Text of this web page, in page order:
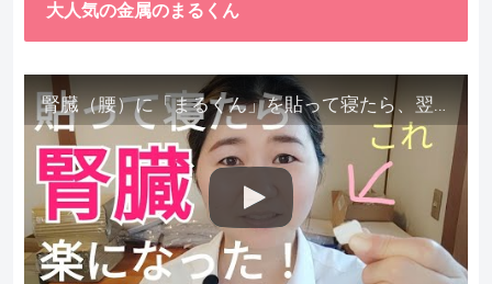
大人気の金属のまるくん
腎臓（腰）に「まるくん」を貼って寝たら、翌朝めちゃ楽でびっくりしました。腎臓叩いても痛くない！【お客様の声を試してみた】